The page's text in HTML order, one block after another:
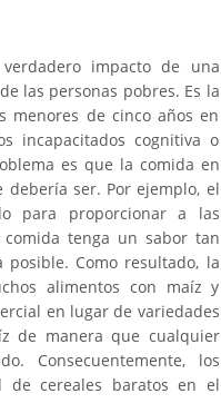
impacto de una
las personas pobres. Es la
menores de cinco años en
incapacitados cognitiva o
es que la comida en
ser. Por ejemplo, el
para proporcionar a las
tenga un sabor tan
Como resultado, la
alimentos con maíz y
en lugar de variedades
de manera que cualquier
Consecuentemente, los
de cereales baratos en el